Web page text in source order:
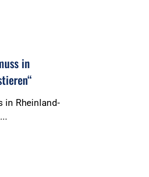
in
in Rheinland-